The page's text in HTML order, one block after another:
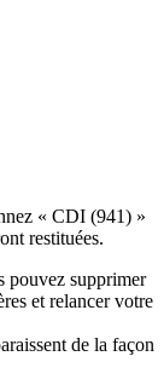
« CDI (941) »
restituées.
pouvez supprimer
et relancer votre
de la façon